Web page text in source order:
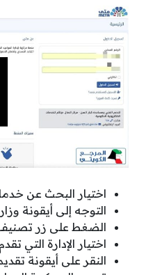
اختيار البحث عن
التوجه إلى أيقونة
الضغط على زر
اختيار الإدارة التي
النقر على أيقونة